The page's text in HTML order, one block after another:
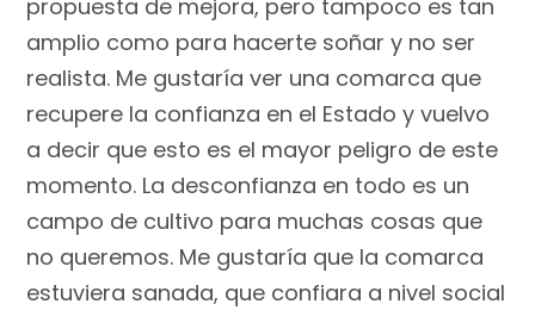
propuesta de mejora, pero tampoco es tan
amplio como para hacerte soñar y no ser
realista. Me gustaría ver una comarca que
recupere la confianza en el Estado y vuelvo
a decir que esto es el mayor peligro de este
momento. La desconfianza en todo es un
campo de cultivo para muchas cosas que
no queremos. Me gustaría que la comarca
estuviera sanada, que confiara a nivel social